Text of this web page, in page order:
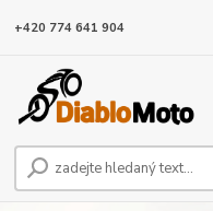
+420 774 641 904